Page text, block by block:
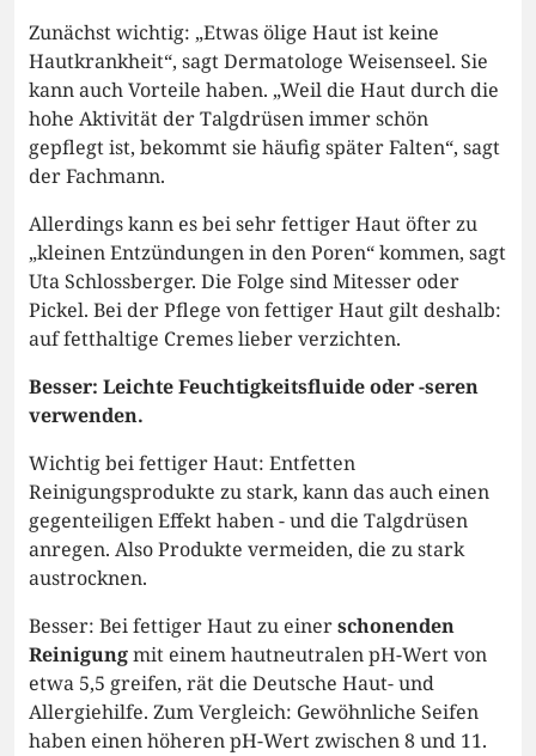
Zunächst wichtig: „Etwas ölige Haut ist keine
Hautkrankheit“, sagt Dermatologe Weisenseel. Sie
kann auch Vorteile haben. „Weil die Haut durch die
hohe Aktivität der Talgdrüsen immer schön
gepflegt ist, bekommt sie häufig später Falten“, sagt
der Fachmann.
Allerdings kann es bei sehr fettiger Haut öfter zu
„kleinen Entzündungen in den Poren“ kommen, sagt
Uta Schlossberger. Die Folge sind Mitesser oder
Pickel. Bei der Pflege von fettiger Haut gilt deshalb:
auf fetthaltige Cremes lieber verzichten.
Besser: Leichte Feuchtigkeitsfluide oder -seren
verwenden.
Wichtig bei fettiger Haut: Entfetten
Reinigungsprodukte zu stark, kann das auch einen
gegenteiligen Effekt haben - und die Talgdrüsen
anregen. Also Produkte vermeiden, die zu stark
austrocknen.
Besser: Bei fettiger Haut zu einerschonenden
Reinigungmit einem hautneutralen pH-Wert von
etwa 5,5 greifen, rät die Deutsche Haut- und
Allergiehilfe. Zum Vergleich: Gewöhnliche Seifen
haben einen höheren pH-Wert zwischen 8 und 11.